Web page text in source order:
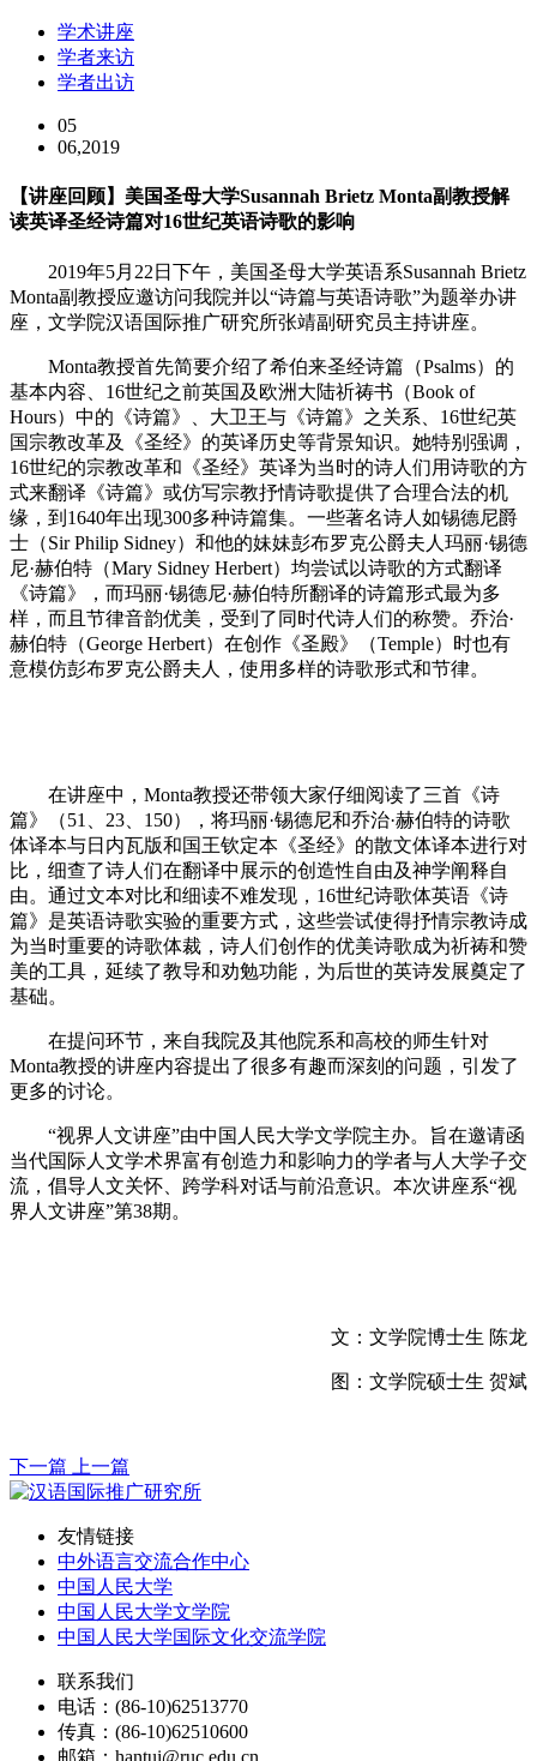
学术讲座
学者来访
学者出访
05
06,2019
【讲座回顾】美国圣母大学Susannah Brietz Monta副教授解
读英译圣经诗篇对16世纪英语诗歌的影响
2019年5月22日下午，美国圣母大学英语系Susannah Brietz
Monta副教授应邀访问我院并以“诗篇与英语诗歌”为题举办讲
座，文学院汉语国际推广研究所张靖副研究员主持讲座。
Monta教授首先简要介绍了希伯来圣经诗篇（Psalms）的
基本内容、16世纪之前英国及欧洲大陆祈祷书（Book of
Hours）中的《诗篇》、大卫王与《诗篇》之关系、16世纪英
国宗教改革及《圣经》的英译历史等背景知识。她特别强调，
16世纪的宗教改革和《圣经》英译为当时的诗人们用诗歌的方
式来翻译《诗篇》或仿写宗教抒情诗歌提供了合理合法的机
缘，到1640年出现300多种诗篇集。一些著名诗人如锡德尼爵
士（Sir Philip Sidney）和他的妹妹彭布罗克公爵夫人玛丽·锡德
尼·赫伯特（Mary Sidney Herbert）均尝试以诗歌的方式翻译
《诗篇》，而玛丽·锡德尼·赫伯特所翻译的诗篇形式最为多
样，而且节律音韵优美，受到了同时代诗人们的称赞。乔治·
赫伯特（George Herbert）在创作《圣殿》（Temple）时也有
意模仿彭布罗克公爵夫人，使用多样的诗歌形式和节律。
在讲座中，Monta教授还带领大家仔细阅读了三首《诗
篇》（51、23、150），将玛丽·锡德尼和乔治·赫伯特的诗歌
体译本与日内瓦版和国王钦定本《圣经》的散文体译本进行对
比，细查了诗人们在翻译中展示的创造性自由及神学阐释自
由。通过文本对比和细读不难发现，16世纪诗歌体英语《诗
篇》是英语诗歌实验的重要方式，这些尝试使得抒情宗教诗成
为当时重要的诗歌体裁，诗人们创作的优美诗歌成为祈祷和赞
美的工具，延续了教导和劝勉功能，为后世的英诗发展奠定了
基础。
在提问环节，来自我院及其他院系和高校的师生针对
Monta教授的讲座内容提出了很多有趣而深刻的问题，引发了
更多的讨论。
“视界人文讲座”由中国人民大学文学院主办。旨在邀请函
当代国际人文学术界富有创造力和影响力的学者与人大学子交
流，倡导人文关怀、跨学科对话与前沿意识。本次讲座系“视
界人文讲座”第38期。
文：文学院博士生 陈龙
图：文学院硕士生 贺斌
下一篇 上一篇
友情链接
中外语言交流合作中心
中国人民大学
中国人民大学文学院
中国人民大学国际文化交流学院
联系我们
电话：(86-10)62513770
传真：(86-10)62510600
邮箱：hantui@ruc.edu.cn